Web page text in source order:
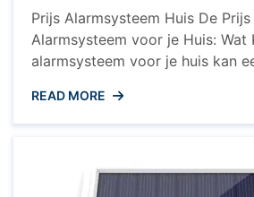
Prijs Alarmsysteem Huis De Prijs
Alarmsysteem voor je Huis: Wat
alarmsysteem voor je huis kan
gezin te waarborgen. Maar wat
alarmsysteem eigenlijk? De prijs
afhankelijk van verschillende
READ MORE